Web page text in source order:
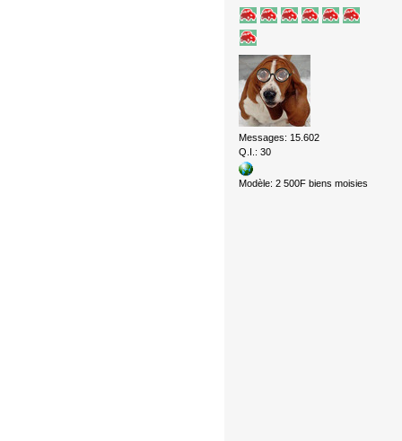
Messages: 15.602
Q.I.: 30
Modèle: 2 500F biens moisies